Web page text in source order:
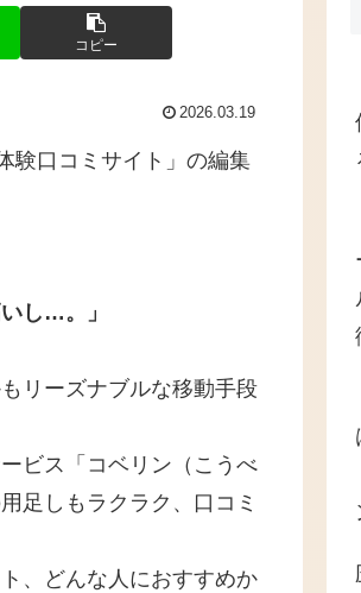
コピー
2026.03.19
験口コミサイト」の編集
し…。」
リーズナブルな移動手段
ビス「コベリン（こうべ
足しもラクラク、口コミ
、どんな人におすすめか